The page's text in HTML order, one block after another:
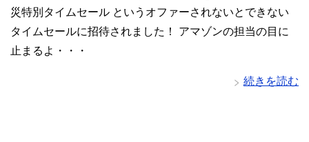
災特別タイムセール というオファーされないとできない
タイムセールに招待されました！ アマゾンの担当の目に
止まるよ・・・
続きを読む